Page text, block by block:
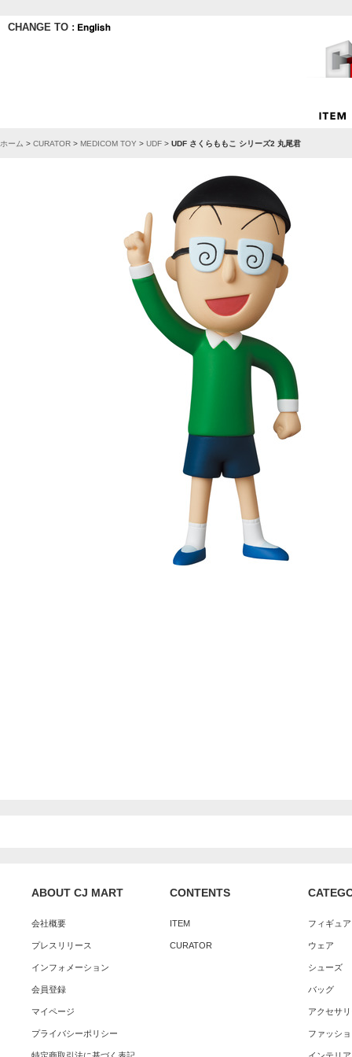
CHANGE TO :
ホーム > CURATOR > MEDICOM TOY > UDF > UDF さくらももこ シリーズ2 丸尾君
ABOUT CJ MART
会社概要
プレスリリース
インフォメーション
会員登録
マイページ
プライバシーポリシー
CONTENTS
ITEM
CURATOR
フィギュ
ウェア
シューズ
バッグ
アクセサ
ファッシ